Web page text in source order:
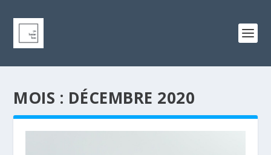
MOIS : DÉCEMBRE 2020